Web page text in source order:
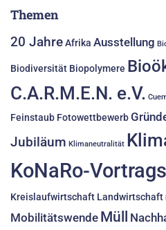
Themen
20 JahreAfrika Ausstellung
Biodiversität Biopolymere
C.A.R.M.E.N. e.V.
Feinstaub Fotowettbewerb
Jubiläum Klimaneutralität
KoNaRo-
Kreislaufwirtschaft Landwirtschaft
Mobilitätswende Müll